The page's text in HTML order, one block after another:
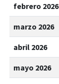
febrero 2026
marzo 2026
abril 2026
mayo 2026